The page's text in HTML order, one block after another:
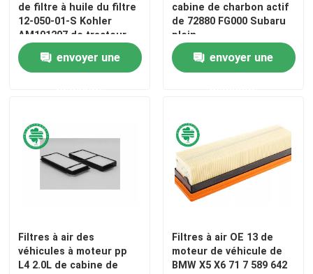
de filtre à huile du filtre
12-050-01-S Kohler
AM101207 de tracteur
de pelouse
envoyer une
cabine de charbon actif
de 72880 FG000 Subaru
plein
envoyer une
Filtres à air des
véhicules à moteur pp
L4 2.0L de cabine de
Filtres à air OE 13 de
moteur de véhicule de
BMW X5 X6 71 7 589 642